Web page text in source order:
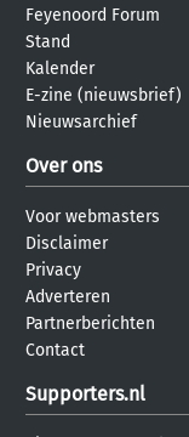
Feyenoord Forum
Stand
Kalender
E-zine (nieuwsbrief)
Nieuwsarchief
Over ons
Voor webmasters
Disclaimer
Privacy
Adverteren
Partnerberichten
Contact
Supporters.nl